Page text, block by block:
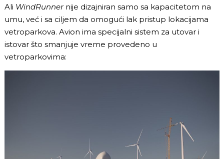
Ali WindRunnernije dizajniran samo sa kapacitetom na
umu, već i sa ciljem da omogući lak pristup lokacijama
vetroparkova. Avion ima specijalni sistem za utovar i
istovar što smanjuje vreme provedeno u
vetroparkovima: